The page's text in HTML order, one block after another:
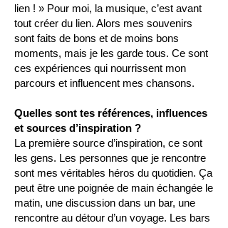
lien ! » Pour moi, la musique, c’est avant
tout créer du lien. Alors mes souvenirs
sont faits de bons et de moins bons
moments, mais je les garde tous. Ce sont
ces expériences qui nourrissent mon
parcours et influencent mes chansons.
Quelles sont tes références, influences
et sources d’inspiration ?
La première source d’inspiration, ce sont
les gens. Les personnes que je rencontre
sont mes véritables héros du quotidien. Ça
peut être une poignée de main échangée le
matin, une discussion dans un bar, une
rencontre au détour d’un voyage. Les bars